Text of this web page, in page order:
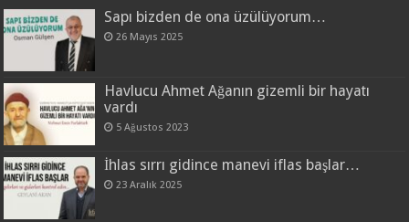
Sapı bizden de ona üzülüyorum…
26 Mayıs 2025
Havlucu Ahmet Ağanın gizemli bir hayatı
vardı
5 Ağustos 2023
İhlas sırrı gidince manevi iflas başlar…
23 Aralık 2025